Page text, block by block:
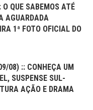
O QUE SABEMOS ATÉ
AGUARDADA
1ª FOTO OFICIAL DO
08) :: CONHEÇA UM
SUSPENSE SUL-
AÇÃO E DRAMA